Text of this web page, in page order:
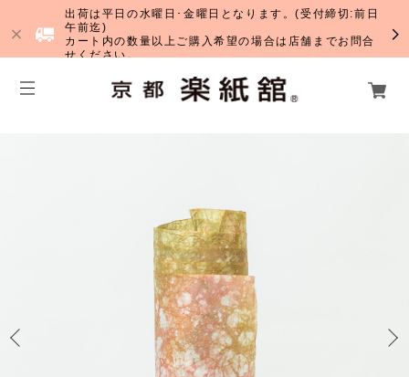
出荷は平日の水曜日･金曜日となります。(受付締切:前日
午前迄)
カート内の数量以上ご購入希望の場合は店舗までお問合
せください。